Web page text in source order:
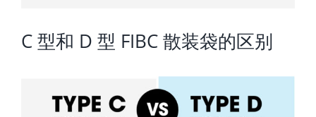
C 型和 D 型 FIBC 散装袋的区别